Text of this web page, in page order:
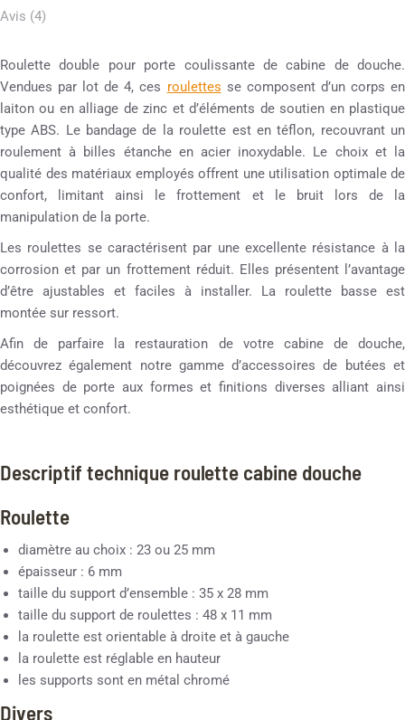
Avis (4)
Roulette double pour porte coulissante de cabine de douche.
Vendues par lot de 4, ces roulettes se composent d’un corps en
laiton ou en alliage de zinc et d’éléments de soutien en plastique
type ABS. Le bandage de la roulette est en téflon, recouvrant un
roulement à billes étanche en acier inoxydable. Le choix et la
qualité des matériaux employés offrent une utilisation optimale de
confort, limitant ainsi le frottement et le bruit lors de la
manipulation de la porte.
Les roulettes se caractérisent par une excellente résistance à la
corrosion et par un frottement réduit. Elles présentent l’avantage
d’être ajustables et faciles à installer. La roulette basse est
montée sur ressort.
Afin de parfaire la restauration de votre cabine de douche,
découvrez également notre gamme d’accessoires de butées et
poignées de porte aux formes et finitions diverses alliant ainsi
esthétique et confort.
Descriptif technique roulette cabine douche
Roulette
diamètre au choix : 23 ou 25 mm
épaisseur : 6 mm
taille du support d’ensemble : 35 x 28 mm
taille du support de roulettes : 48 x 11 mm
la roulette est orientable à droite et à gauche
la roulette est réglable en hauteur
les supports sont en métal chromé
Divers